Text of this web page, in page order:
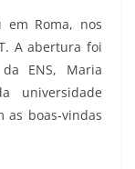
em Roma, nos
A abertura foi
ENS, Maria
universidade
as boas-vindas